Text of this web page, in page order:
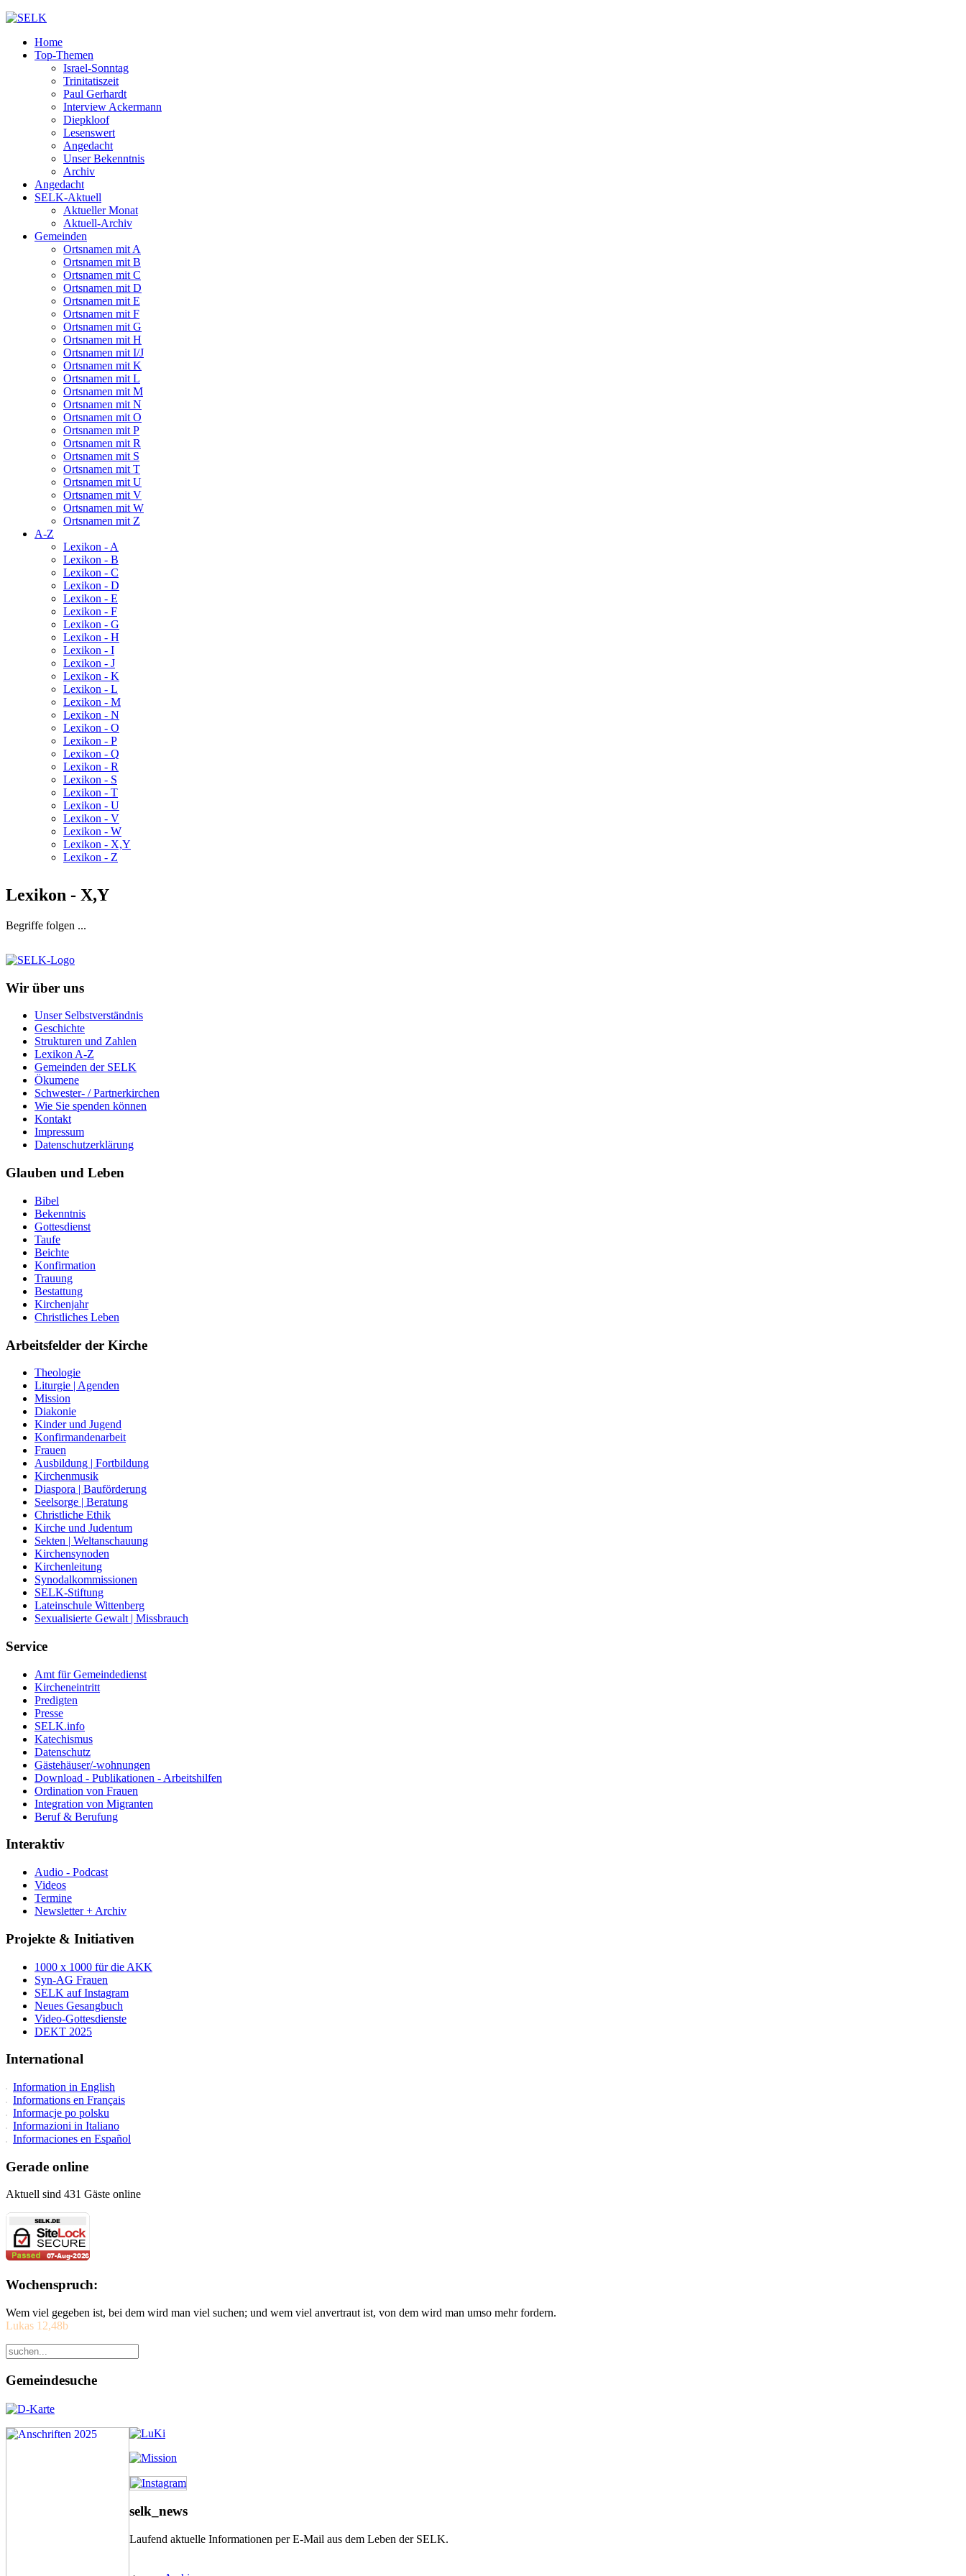
Home
Top-Themen
Israel-Sonntag
Trinitatiszeit
Paul Gerhardt
Interview Ackermann
Diepkloof
Lesenswert
Angedacht
Unser Bekenntnis
Archiv
Angedacht
SELK-Aktuell
Aktueller Monat
Aktuell-Archiv
Gemeinden
Ortsnamen mit A
Ortsnamen mit B
Ortsnamen mit C
Ortsnamen mit D
Ortsnamen mit E
Ortsnamen mit F
Ortsnamen mit G
Ortsnamen mit H
Ortsnamen mit I/J
Ortsnamen mit K
Ortsnamen mit L
Ortsnamen mit M
Ortsnamen mit N
Ortsnamen mit O
Ortsnamen mit P
Ortsnamen mit R
Ortsnamen mit S
Ortsnamen mit T
Ortsnamen mit U
Ortsnamen mit V
Ortsnamen mit W
Ortsnamen mit Z
A-Z
Lexikon - A
Lexikon - B
Lexikon - C
Lexikon - D
Lexikon - E
Lexikon - F
Lexikon - G
Lexikon - H
Lexikon - I
Lexikon - J
Lexikon - K
Lexikon - L
Lexikon - M
Lexikon - N
Lexikon - O
Lexikon - P
Lexikon - Q
Lexikon - R
Lexikon - S
Lexikon - T
Lexikon - U
Lexikon - V
Lexikon - W
Lexikon - X,Y
Lexikon - Z
Lexikon - X,Y
Begriffe folgen ...
Wir über uns
Unser Selbstverständnis
Geschichte
Strukturen und Zahlen
Lexikon A-Z
Gemeinden der SELK
Ökumene
Schwester- / Partnerkirchen
Wie Sie spenden können
Kontakt
Impressum
Datenschutzerklärung
Glauben und Leben
Bibel
Bekenntnis
Gottesdienst
Taufe
Beichte
Konfirmation
Trauung
Bestattung
Kirchenjahr
Christliches Leben
Arbeitsfelder der Kirche
Theologie
Liturgie | Agenden
Mission
Diakonie
Kinder und Jugend
Konfirmandenarbeit
Frauen
Ausbildung | Fortbildung
Kirchenmusik
Diaspora | Bauförderung
Seelsorge | Beratung
Christliche Ethik
Kirche und Judentum
Sekten | Weltanschauung
Kirchensynoden
Kirchenleitung
Synodalkommissionen
SELK-Stiftung
Lateinschule Wittenberg
Sexualisierte Gewalt | Missbrauch
Service
Amt für Gemeindedienst
Kircheneintritt
Predigten
Presse
SELK.info
Katechismus
Datenschutz
Gästehäuser/-wohnungen
Download - Publikationen - Arbeitshilfen
Ordination von Frauen
Integration von Migranten
Beruf & Berufung
Interaktiv
Audio - Podcast
Videos
Termine
Newsletter + Archiv
Projekte & Initiativen
1000 x 1000 für die AKK
Syn-AG Frauen
SELK auf Instagram
Neues Gesangbuch
Video-Gottesdienste
DEKT 2025
International
Information in English
Informations en Français
Informacje po polsku
Informazioni in Italiano
Informaciones en Español
Gerade online
Aktuell sind 431 Gäste online
Wochenspruch:
Wem viel gegeben ist, bei dem wird man viel suchen; und wem viel anvertraut ist, von dem wird man umso mehr fordern.
Lukas 12,48b
Gemeindesuche
selk_news
Laufend aktuelle Informationen per E-Mail aus dem Leben der SELK.